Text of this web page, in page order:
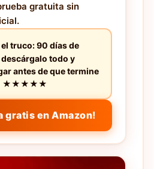
gratuita sin
el truco: 90 días de
todo y
antes de que termine
★★★★★
gratis en Amazon!